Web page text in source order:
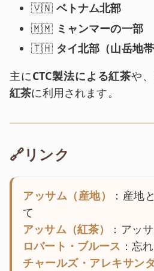
🇻🇳 ベトナム北部
🇲🇲 ミャンマーの一部
🇹🇭 タイ北部（山岳地帯
主にCTC製法による紅茶や、
紅茶に利用されます。
🔗リンク
アッサム（産地）
：産地
て
アッサム（紅茶）
：アッ
ロバート・ブルース ：忘
チャールズ・アレキサン